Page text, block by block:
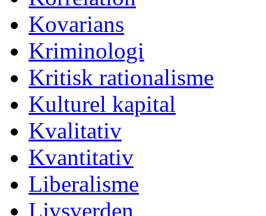
Kovarians
Kriminologi
Kritisk rationalisme
Kulturel kapital
Kvalitativ
Kvantitativ
Liberalisme
Livsverden